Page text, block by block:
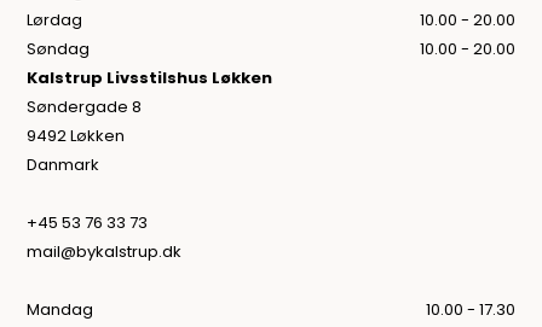
Lørdag
10.00 - 20.00
Søndag
10.00 - 20.00
Kalstrup Livsstilshus Løkken
Søndergade 8
9492 Løkken
Danmark
+45 53 76 33 73
mail@bykalstrup.dk
Mandag
10.00 - 17.30